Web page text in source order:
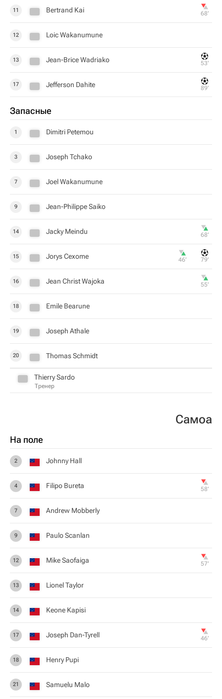
11 Bertrand Kai 68‎’‎
12 Loic Wakanumune
13 Jean-Brice Wadriako 53‎’‎
17 Jefferson Dahite 89‎’‎
Запасные
1 Dimitri Petemou
3 Joseph Tchako
7 Joel Wakanumune
9 Jean-Philippe Saiko
14 Jacky Meindu 68‎’‎
15 Jorys Cexome 46‎’‎ 79‎’‎
16 Jean Christ Wajoka 55‎’‎
18 Emile Bearune
19 Joseph Athale
20 Thomas Schmidt
Thierry Sardo
Тренер
Самоа
На поле
2 Johnny Hall
4 Filipo Bureta 58‎’‎
7 Andrew Mobberly
9 Paulo Scanlan
12 Mike Saofaiga 57‎’‎
13 Lionel Taylor
14 Keone Kapisi
17 Joseph Dan-Tyrell 46‎’‎
18 Henry Pupi
21 Samuelu Malo